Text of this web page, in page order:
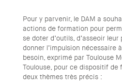
Pour y parvenir, le DAM a
actions de formation pour
se doter d’outils, d’asseoir
donner l’impulsion nécessaire
besoin, exprimé par Toulouse
Toulouse, pour ce dispositif de
deux thèmes très précis :